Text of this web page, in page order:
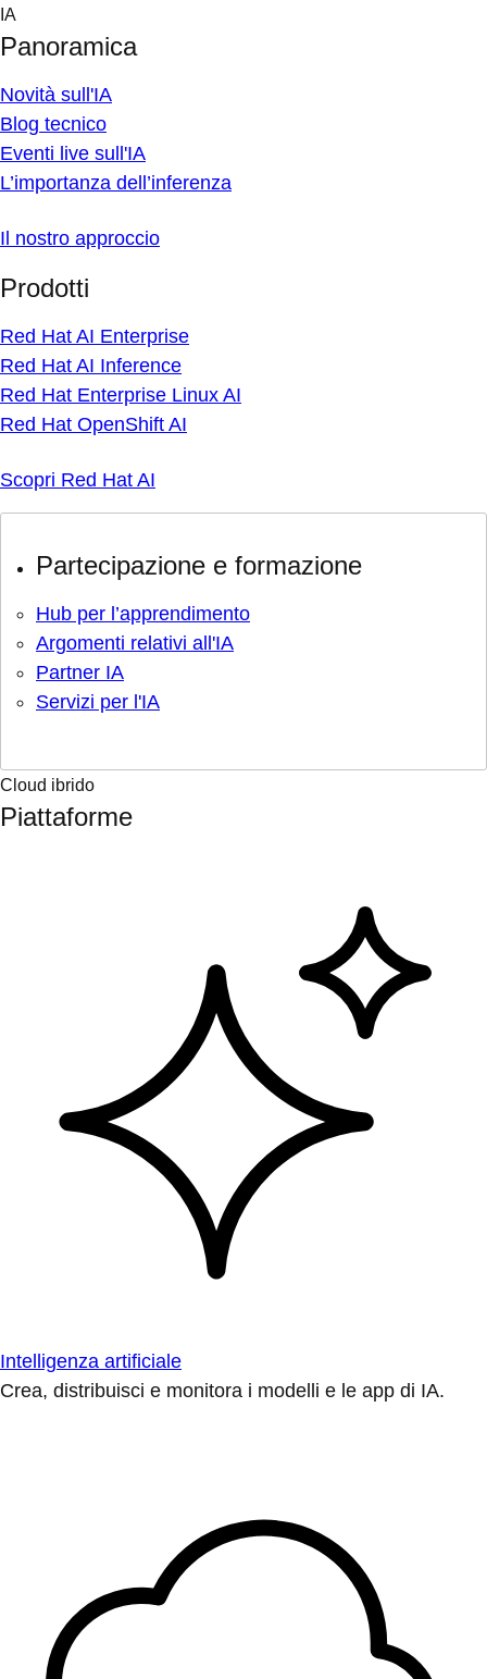
Skip
content
IA
Panoramica
Novità sull'IA
Blog tecnico
Eventi live sull'IA
L’importanza dell’inferenza
Il nostro approccio
Prodotti
Red Hat AI Enterprise
Red Hat AI Inference
Red Hat Enterprise Linux AI
Red Hat OpenShift AI
Scopri Red Hat AI
Partecipazione e formazione
Hub per l’apprendimento
Argomenti relativi all'IA
Partner IA
Servizi per l'IA
Cloud ibrido
Piattaforme
Intelligenza artificiale
Crea, distribuisci e monitora i modelli e le app di IA.